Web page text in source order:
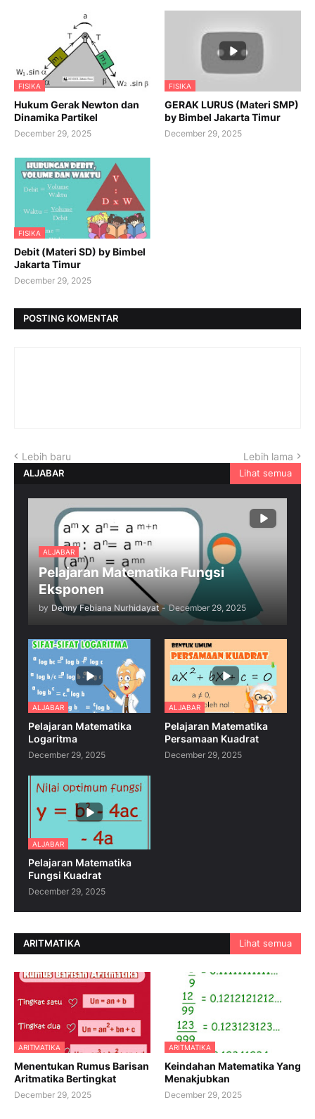
FISIKA
Hukum Gerak Newton dan
Dinamika Partikel
December 29, 2025
FISIKA
GERAK LURUS (Materi SMP)
by Bimbel Jakarta Timur
December 29, 2025
FISIKA
Debit (Materi SD) by Bimbel
Jakarta Timur
December 29, 2025
POSTING KOMENTAR
Lebih baru Lebih lama
ALJABAR Lihat semua
ALJABAR
Pelajaran Matematika Fungsi
Eksponen
by Denny Febiana Nurhidayat - December 29, 2025
ALJABAR
Pelajaran Matematika
Logaritma
December 29, 2025
ALJABAR
Pelajaran Matematika
Persamaan Kuadrat
December 29, 2025
ALJABAR
Pelajaran Matematika
Fungsi Kuadrat
December 29, 2025
ARITMATIKA Lihat semua
ARITMATIKA
Menentukan Rumus Barisan
Aritmatika Bertingkat
December 29, 2025
ARITMATIKA
Keindahan Matematika Yang
Menakjubkan
December 29, 2025